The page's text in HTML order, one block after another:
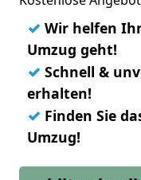
✓ Wir helfen
Umzug geht!
✓ Schnell &
erhalten!
✓ Finden Sie
Umzug!